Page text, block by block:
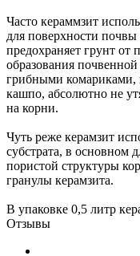
Часто кераммзит
для поверхности
предохраняет грунт от
образования
грибными комариками,
кашпо, абсолютно не
на корни.
Чуть реже керамзит
субстрата, в основном
пористой структуры
гранулы керамзита.
В упаковке 0,5 литр
Отзывы